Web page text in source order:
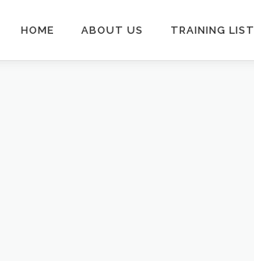
HOME ABOUT US TRAINING LIST